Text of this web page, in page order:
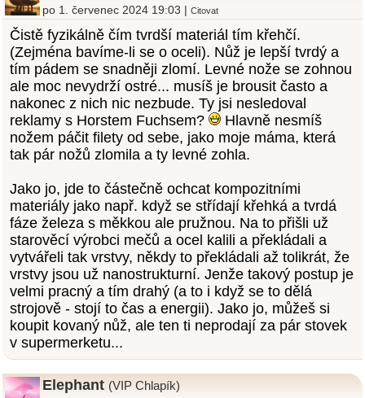
po 1. červenec 2024 19:03 |Citovat
Čistě fyzikálně čím tvrdší materiál tím křehčí.
(Zejména bavíme-li se o oceli). Nůž je lepší tvrdý a
tím pádem se snadněji zlomí. Levné nože se zohnou
ale moc nevydrží ostré... musíš je brousit často a
nakonec z nich nic nezbude. Ty jsi nesledoval
reklamy s Horstem Fuchsem?
Hlavně nesmíš
nožem páčit filety od sebe, jako moje máma, která
tak pár nožů zlomila a ty levné zohla.
Jako jo, jde to částečně ochcat kompozitními
materiály jako např. když se střídají křehká a tvrdá
fáze železa s měkkou ale pružnou. Na to přišli už
starověcí výrobci mečů a ocel kalili a překládali a
vytvářeli tak vrstvy, někdy to překládali až tolikrát, že
vrstvy jsou už nanostrukturní. Jenže takový postup je
velmi pracný a tím drahý (a to i když se to dělá
strojově - stojí to čas a energii). Jako jo, můžeš si
koupit kovaný nůž, ale ten ti neprodají za pár stovek
v supermerketu...
Elephant (VIP Chlapík)